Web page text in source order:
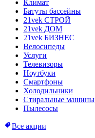
Климат
Батуты бассейны
21vek СТРОЙ
21vek ДОМ
21vek БИЗНЕС
Велосипеды
Услуги
Телевизоры
Ноутбуки
Смартфоны
Холодильники
Стиральные машины
Пылесосы
Все акции